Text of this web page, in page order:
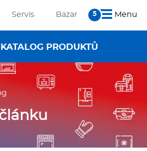
Servis Bazar
Reference
Partneři
Menu
KATALOG PRODUKTŮ
ke
Vstoupit